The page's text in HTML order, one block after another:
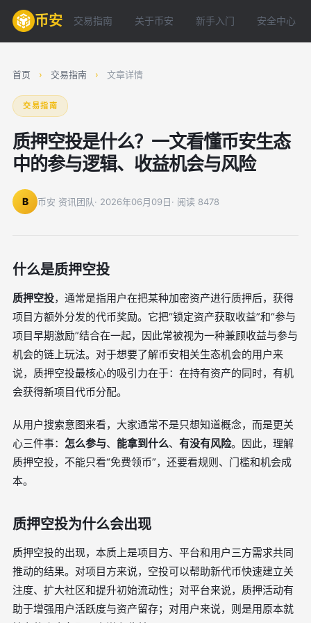
币安 交易指南 关于币安 新手入门 安全中心
首页 › 交易指南 › 文章详情
交易指南
质押空投是什么？一文看懂币安生态
中的参与逻辑、收益机会与风险
B 币安 资讯团队· 2026年06月09日· 阅读 8478
什么是质押空投
质押空投，通常是指用户在把某种加密资产进行质押后，获得
项目方额外分发的代币奖励。它把“锁定资产获取收益”和“参与
项目早期激励”结合在一起，因此常被视为一种兼顾收益与参与
机会的链上玩法。对于想要了解币安相关生态机会的用户来
说，质押空投最核心的吸引力在于：在持有资产的同时，有机
会获得新项目代币分配。
从用户搜索意图来看，大家通常不是只想知道概念，而是更关
心三件事： 怎么参与、 能拿到什么、 有没有风险。因此，理解
质押空投，不能只看“免费领币”，还要看规则、门槛和机会成
本。
质押空投为什么会出现
质押空投的出现，本质上是项目方、平台和用户三方需求共同
推动的结果。对项目方来说，空投可以帮助新代币快速建立关
注度、扩大社区和提升初始流动性；对平台来说，质押活动有
助于增强用户活跃度与资产留存；对用户来说，则是用原本就